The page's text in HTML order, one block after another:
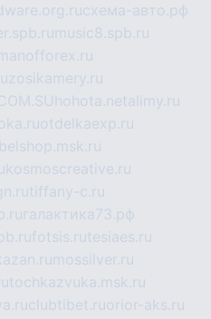
схема-авто.рф
music8.spb.ru
zosikamery.ru
hohota.netalimy.ru
otdelkaexp.ru
kosmoscreative.ru
tiffany-c.ru
галактика73.рф
fotsis.rutesiaes.ru
mossilver.ru
tochkazvuka.msk.ru
clubtibet.ruorior-aks.ru